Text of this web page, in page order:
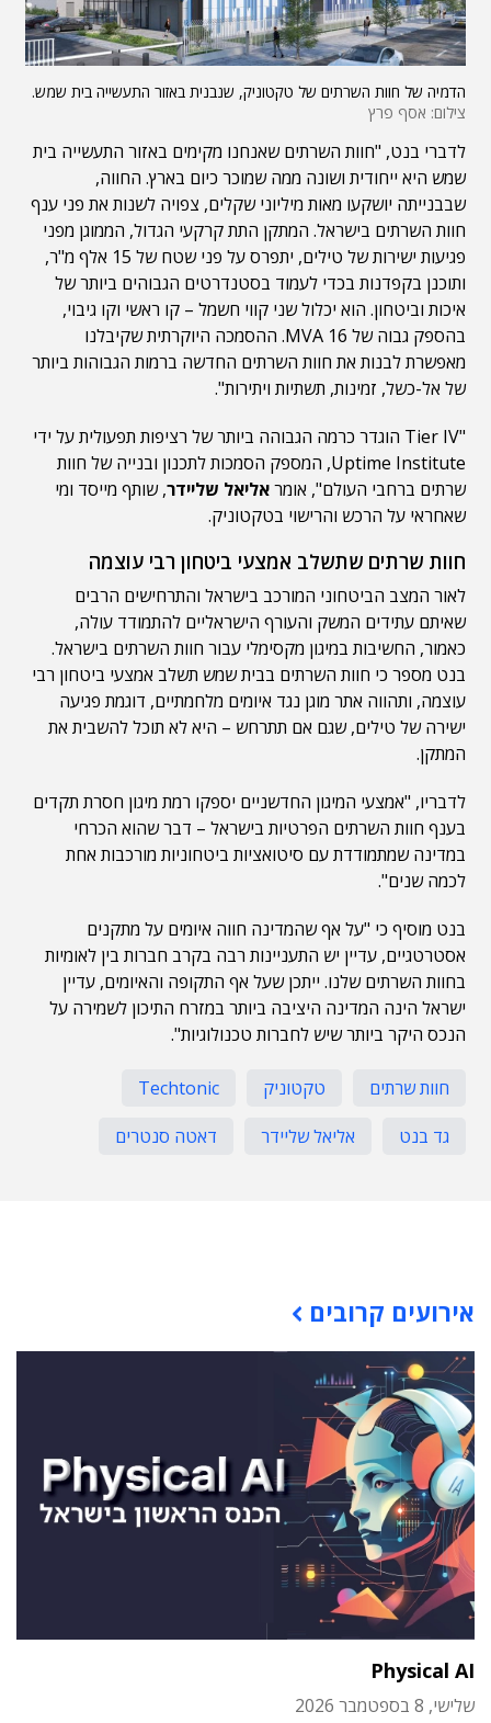
הדמיה של חוות השרתים של טקטוניק, שנבנית באזור התעשייה בית שמש.
צילום: אסף פרץ
לדברי בנט, "חוות השרתים שאנחנו מקימים באזור התעשייה בית
שמש היא ייחודית ושונה ממה שמוכר כיום בארץ. החווה,
שבבנייתה יושקעו מאות מיליוני שקלים, צפויה לשנות את פני ענף
חוות השרתים בישראל. המתקן התת קרקעי הגדול, הממוגן מפני
פגיעות ישירות של טילים, יתפרס על פני שטח של 15 אלף מ"ר,
ותוכנן בקפדנות בכדי לעמוד בסטנדרטים הגבוהים ביותר של
איכות וביטחון. הוא יכלול שני קווי חשמל – קו ראשי וקו גיבוי,
בהספק גבוה של 16 MVA. ההסמכה היוקרתית שקיבלנו
מאפשרת לבנות את חוות השרתים החדשה ברמות הגבוהות ביותר
של אל-כשל, זמינות, תשתיות ויתירות".
"Tier IV הוגדר כרמה הגבוהה ביותר של רציפות תפעולית על ידי
Uptime Institute, המספק הסמכות לתכנון ובנייה של חוות
שרתים ברחבי העולם", אומראליאל שליידר, שותף מייסד ומי
שאחראי על הרכש והרישוי בטקטוניק.
חוות שרתים שתשלב אמצעי ביטחון רבי עוצמה
לאור המצב הביטחוני המורכב בישראל והתרחישים הרבים
שאיתם עתידים המשק והעורף הישראליים להתמודד עולה,
כאמור, החשיבות במיגון מקסימלי עבור חוות השרתים בישראל.
בנט מספר כי חוות השרתים בבית שמש תשלב אמצעי ביטחון רבי
עוצמה, ותהווה אתר מוגן נגד איומים מלחמתיים, דוגמת פגיעה
ישירה של טילים, שגם אם תתרחש – היא לא תוכל להשבית את
המתקן.
לדבריו, "אמצעי המיגון החדשניים יספקו רמת מיגון חסרת תקדים
בענף חוות השרתים הפרטיות בישראל – דבר שהוא הכרחי
במדינה שמתמודדת עם סיטואציות ביטחוניות מורכבות אחת
לכמה שנים".
בנט מוסיף כי "על אף שהמדינה חווה איומים על מתקנים
אסטרטגיים, עדיין יש התעניינות רבה בקרב חברות בין לאומיות
בחוות השרתים שלנו. ייתכן שעל אף התקופה והאיומים, עדיין
ישראל הינה המדינה היציבה ביותר במזרח התיכון לשמירה על
הנכס היקר ביותר שיש לחברות טכנולוגיות".
חוות שרתים טקטוניק
Techtonic
גד בנט
אליאל שליידר דאטה סנטרים
אירועים קרובים
Physical AI
שלישי, 8 בספטמבר 2026